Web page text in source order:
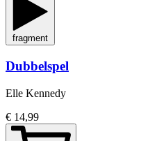
fragment
Dubbelspel
Elle Kennedy
€ 14,99